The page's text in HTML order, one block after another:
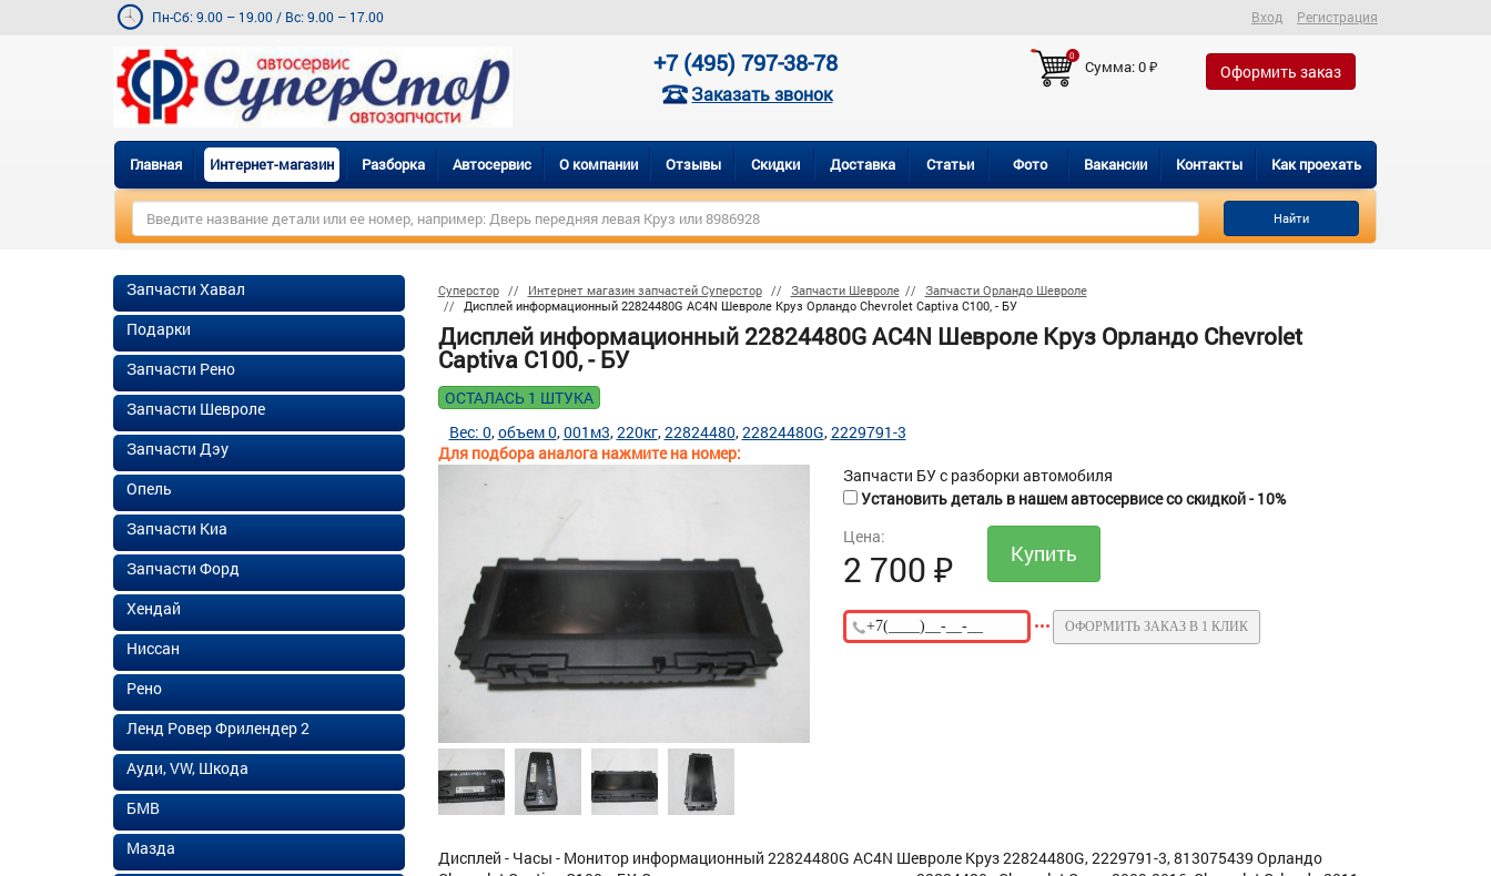
Пн-Сб: 9.00 – 19.00 / Вс: 9.00 – 17.00 Вход Регистрация
+7 (495) 797-38-78
Заказать звонок
0
Сумма:0₽ Оформить заказ
Главная Интернет-магазин Разборка Автосервис О компании Отзывы Скидки Доставка Статьи Фото Вакансии Контакты Как проехать
Найти
Суперстор Интернет магазин запчастей Суперстор Запчасти Шевроле
Запчасти Орландо Шевроле
Дисплей информационный 22824480G AC4N Шевроле Круз Орландо Chevrolet Captiva C100, - БУ
Дисплей информационный 22824480G AC4N Шевроле Круз Орландо Chevrolet
Captiva C100, - БУ
ОСТАЛАСЬ 1 ШТУКА
Для подбора аналога нажмите на номер:
Вес: 0 объем 0 001м3 220кг 22824480 22824480G 2229791-3
Запчасти БУ с разборки автомобиля
Установить деталь в нашем автосервисе со скидкой - 10%
Цена:
2 700₽
ОФОРМИТЬ ЗАКАЗ В 1 КЛИК
Дисплей - Часы - Монитор информационный 22824480G AC4N Шевроле Круз 22824480G, 2229791-3, 813075439 Орландо
Запчасти Хавал
Подарки
Запчасти Рено
Запчасти Шевроле
Запчасти Дэу
Опель
Запчасти Киа
Запчасти Форд
Хендай
Ниссан
Рено
Ленд Ровер Фрилендер 2
Ауди, VW, Шкода
БМВ
Мазда